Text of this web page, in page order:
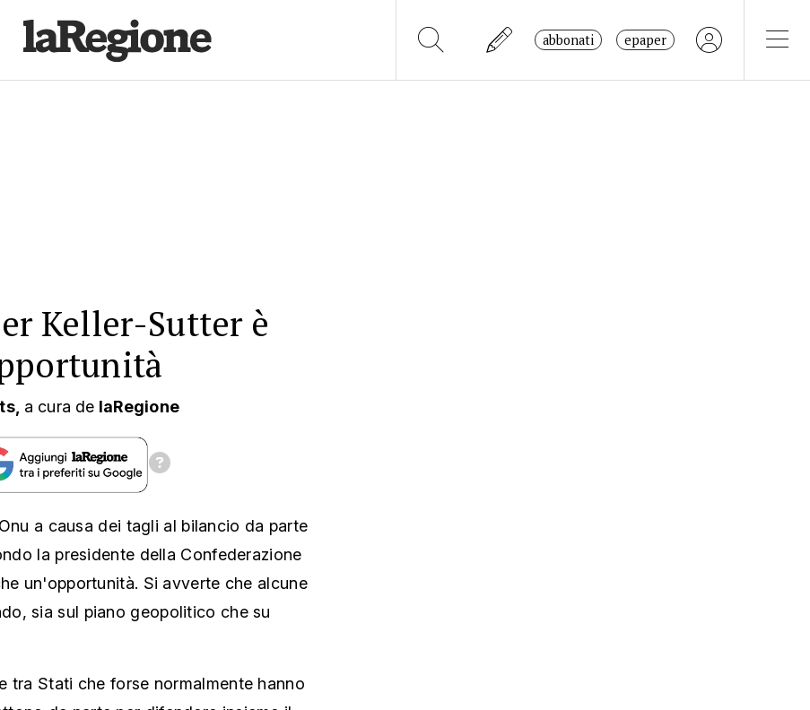
abbonati epaper
Keller-Sutter è
a cura de laRegione
a causa dei tagli al bilancio da parte
la presidente della Confederazione
un'opportunità. Si avverte che alcune
sia sul piano geopolitico che su
tra Stati che forse normalmente hanno